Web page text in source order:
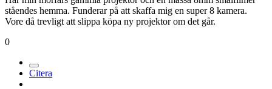
ståendes hemma. Funderar på att skaffa mig en super 8 kamera.
Vore då trevligt att slippa köpa ny projektor om det går.
0
Citera